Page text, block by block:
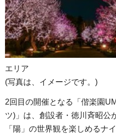
エリア
(写真は、イメージです。)
2回目の開催となる「偕楽園
ツ)」は、創設者・徳川斉昭公
「陽」の世界観を楽しめるナ